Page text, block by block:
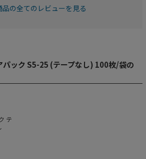
品の全てのレビューを見る
パック S5-25 (テープなし) 100枚/袋の
テ